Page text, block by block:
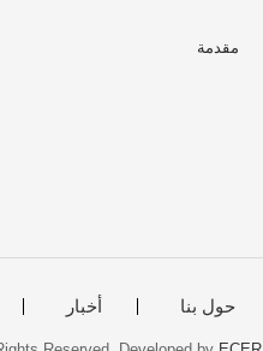
مقدمة
حول بنا أخبار